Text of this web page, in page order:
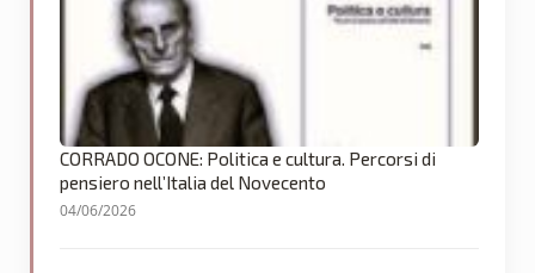
CORRADO OCONE: Politica e cultura. Percorsi di
pensiero nell’Italia del Novecento
04/06/2026